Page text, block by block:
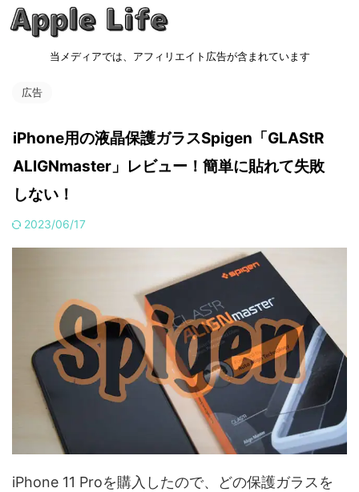
当メディアでは、アフィリエイト広告が含まれています
広告
iPhone用の液晶保護ガラスSpigen「GLAStR
ALIGNmaster」レビュー！簡単に貼れて失敗
しない！
2023/06/17
iPhone 11 Proを購入したので、どの保護ガラスを